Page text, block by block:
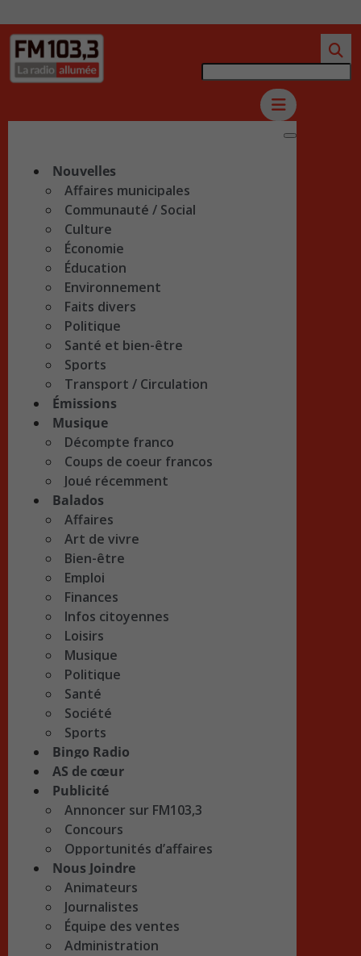
Nouvelles
Affaires municipales
Communauté / Social
Culture
Économie
Éducation
Environnement
Faits divers
Politique
Santé et bien-être
Sports
Transport / Circulation
Émissions
Musique
Décompte franco
Coups de coeur francos
Joué récemment
Balados
Affaires
Art de vivre
Bien-être
Emploi
Finances
Infos citoyennes
Loisirs
Musique
Politique
Santé
Société
Sports
Bingo Radio
AS de cœur
Publicité
Annoncer sur FM103,3
Concours
Opportunités d’affaires
Nous Joindre
Animateurs
Journalistes
Équipe des ventes
Administration